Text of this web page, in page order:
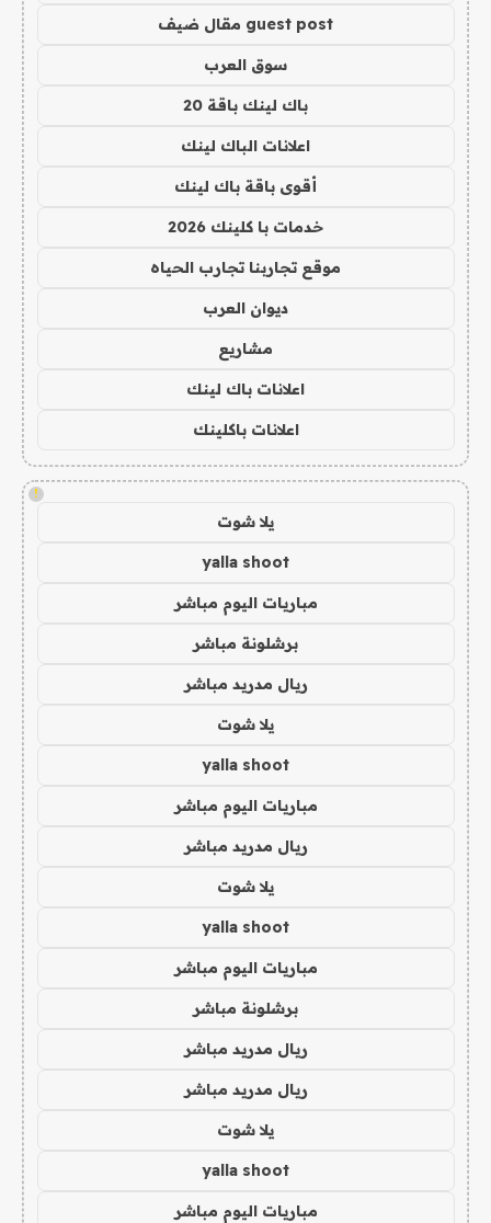
guest post مقال ضيف
سوق العرب
باك لينك باقة 20
اعلانات الباك لينك
أقوى باقة باك لينك
خدمات با كلينك 2026
موقع تجاربنا تجارب الحياه
ديوان العرب
مشاريع
اعلانات باك لينك
اعلانات باكلينك
!
يلا شوت
yalla shoot
مباريات اليوم مباشر
برشلونة مباشر
ريال مدريد مباشر
يلا شوت
yalla shoot
مباريات اليوم مباشر
ريال مدريد مباشر
يلا شوت
yalla shoot
مباريات اليوم مباشر
برشلونة مباشر
ريال مدريد مباشر
ريال مدريد مباشر
يلا شوت
yalla shoot
مباريات اليوم مباشر